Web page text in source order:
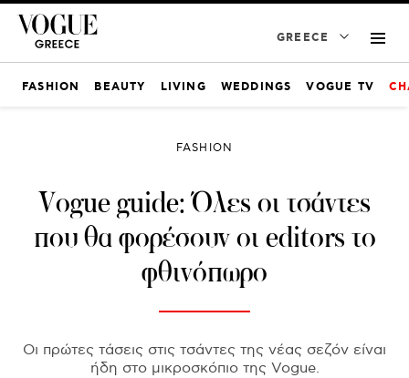
GREECE
FASHION BEAUTY LIVING WEDDINGS VOGUE TV
FASHION
Vogue guide: Όλες οι τσάντες
που θα φορέσουν οι editors το
φθινόπωρο
Οι πρώτες τάσεις στις τσάντες της νέας σεζόν είναι
ήδη στο μικροσκόπιο της Vogue.